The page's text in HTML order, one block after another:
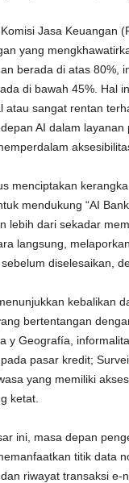
Jasa Keuangan
yang
berada di atas 80%,
di bawah 45%. Hal
atau sangat rentan
AI dalam
menciptakan
mendukung “AI
lebih dari sekadar
langsung,
diselesaikan,
kebalikan
bertentangan
y Geografía,
pasar kredit;
yang memiliki
ketat.
ini, masa depan
titik data
riwayat transaksi e-